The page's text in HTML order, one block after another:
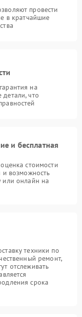
провести
в кратчайшие
на
что
и бесплатная
стоимости
и возможность
или онлайн на
техники по
ремонт,
отслеживать
срока